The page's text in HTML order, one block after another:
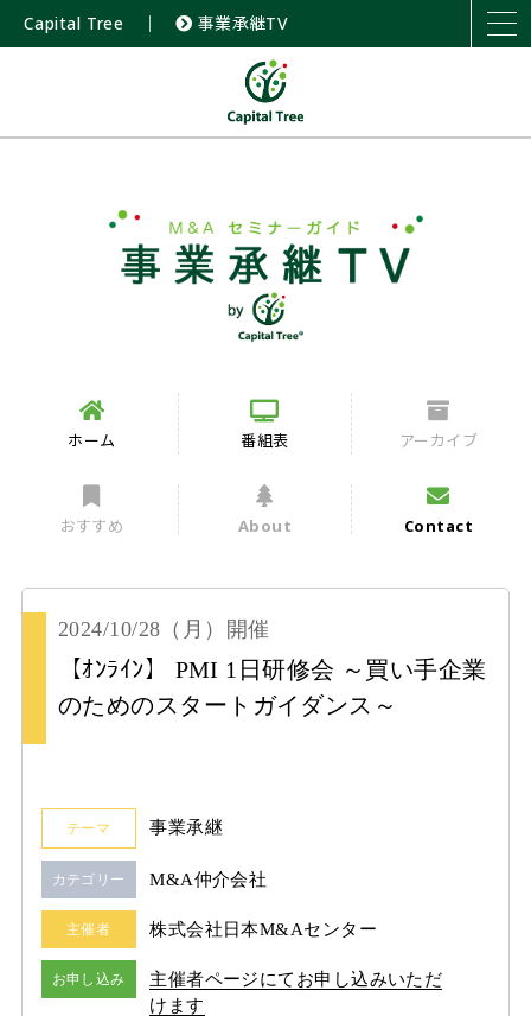
Capital Tree ｜ 事業承継TV
ホーム 番組表 アーカイブ
おすすめ About Contact
2024/10/28 （月） 開催
【ｵﾝﾗｲﾝ】 PMI 1日研修会 ～買い手企業
のためのスタートガイダンス～
カテゴリー M&A仲介会社
テーマ 事業承継
主催者 株式会社日本M&Aセンター
お申し込み
主催者ページにてお申し込みいただ
けます